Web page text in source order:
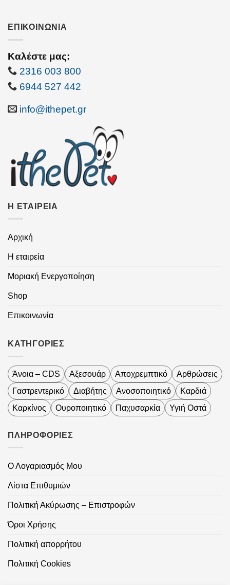
ΕΠΙΚΟΙΝΩΝΙΑ
Καλέστε μας:
2316 003 800
6944 527 442
info@ithepet.gr
Η ΕΤΑΙΡΕΙΑ
Αρχική
Η εταιρεία
Μοριακή Ενεργοποίηση
Shop
Επικοινωνία
ΚΑΤΗΓΟΡΙΕΣ
Άνοια – CDS Αξεσουάρ Αποχρεμπτικό
Αρθρώσεις
Γαστρεντερικό
Διαβήτης Ανοσοποιητικό
Καρδιά
Καρκίνος
Ουροποιητικό Παχυσαρκία Υγιή Οστά
ΠΛΗΡΟΦΟΡΙΕΣ
Ο Λογαριασμός Μου
Λίστα Επιθυμιών
Πολιτική Ακύρωσης – Επιστροφών
Όροι Χρήσης
Πολιτική απορρήτου
Πολιτική Cookies